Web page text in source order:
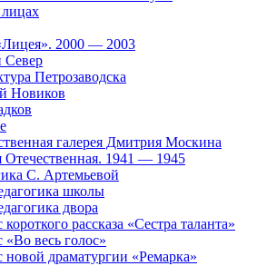
2000 — 2003
Север
Петрозаводска
Новиков
галерея Дмитрия Москина
Отечественная. 1941 — 1945
С. Артемьевой
школы
двора
рассказа «Сестра таланта»
«Во весь голос»
новой драматургии «Ремарка»